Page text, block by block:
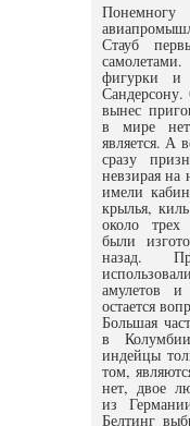
Стауб
фигурки и
вынес
в мире
является. А
сразу
невзирая на
имели
крылья,
около трех
были
назад.
амулетов
остается
Большая
в
индейцы
том,
нет, двое
из
Белтинг